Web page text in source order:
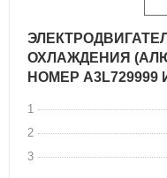
ОХЛАЖДЕНИЯ
НОМЕР
1
2
3